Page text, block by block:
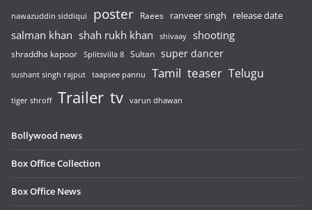
nawazuddin siddiqui poster Raees ranveer singh release date
salman khan shah rukh khan shivaay shooting
shraddha kapoor Splitsvilla 8 Sultan super dancer
sushant singh rajput taapsee pannu Tamil teaser Telugu
tiger shroff Trailer tv varun dhawan
Bollywood news
Box Office Collection
Box Office News